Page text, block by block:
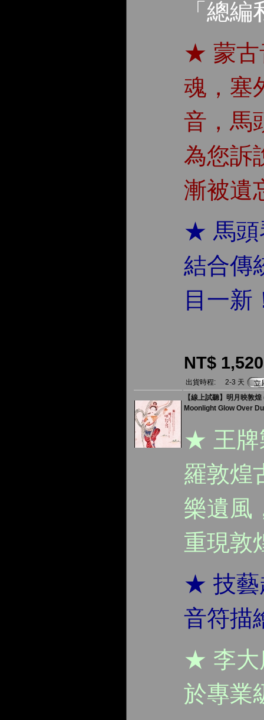
「總
★ 蒙古
魂，塞
音，馬
為您訴
漸被遺
★ 馬頭
結合傳
目一新
NT$ 1,520
出貨時程:
2-3 天
【線上試聽】明月映敦
Moonlight Glow Over
★ 王牌
羅敦煌
樂遺風
重現敦
★ 技藝
音符描
★ 李大
於專業